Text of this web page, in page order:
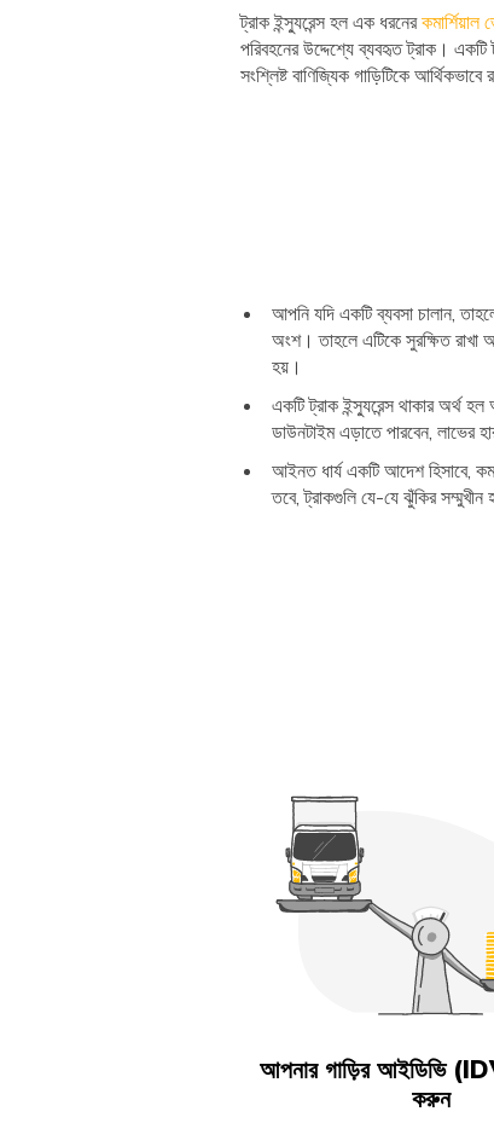
ট্রাক ইন্স্যুরেন্স হল এক ধরনেরকমার্শিয়াল
পরিবহনের উদ্দেশ্যে ব্যবহৃত ট্রাক।
সংশ্লিষ্ট বাণিজ্যিক গাড়িটিকে আর্থিকভাবে
আপনি যদি একটি ব্যবসা চালান,
অংশ। তাহলে এটিকে সুরক্ষিত রাখা
হয়।
একটি ট্রাক ইন্স্যুরেন্স থাকার অর্থ
ডাউনটাইম এড়াতে পারবেন, লাভের
আইনত ধার্য একটি আদেশ হিসাবে,
তবে, ট্রাকগুলি যে-যে ঝুঁকির সম্মুখীন
আপনার গাড়ির আইডিভি
করুন